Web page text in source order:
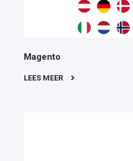
Magento
LEES MEER